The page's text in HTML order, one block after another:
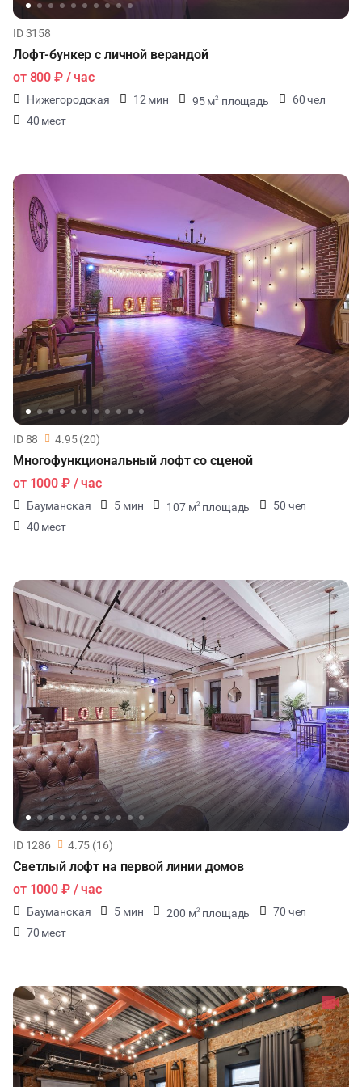
ID 3158
Лофт-бункер с личной верандой
от 800 ₽/ час
Нижегородская 12 мин 95 м2 площадь
60 чел
40 мест
ID 88 4.95 (20)
Многофункциональный лофт со сценой
от 1000 ₽/ час
Бауманская 5 мин 107 м2 площадь
50 чел
40 мест
ID 1286 4.75 (16)
Светлый лофт на первой линии домов
от 1000 ₽/ час
Бауманская 5 мин 200 м2 площадь
70 чел
70 мест